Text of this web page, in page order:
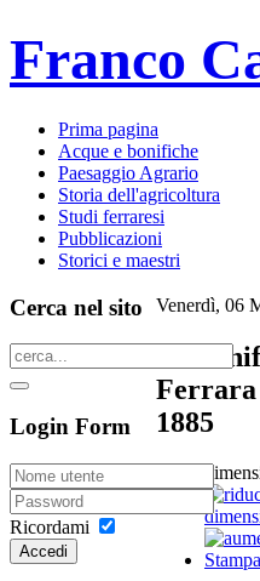
Franco
Prima pagina
Acque e bonifiche
Paesaggio Agrario
Storia dell'agricoltura
Studi ferraresi
Pubblicazioni
Storici e maestri
Venerdì, 06
La
Ferrara
1885
Stampa
Cerca nel sito
Login Form
Ricordami
Accedi